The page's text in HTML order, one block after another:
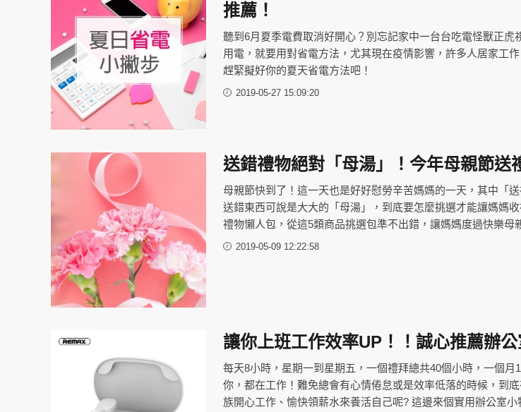
推薦！
聽到6月夏季電費取消好開心？別忘記家中一台台吃電怪獸正虎
用電，就要用對省電方法，尤其現在疫情影響，許多人居家工
趕緊擬好你的夏天省電方法吧！
2019-05-27 15:09:20
送錯禮物絕對「母湯」！今年母親節送
母親節快到了！這一天也是好好慰勞辛苦媽媽的一天，其中「
送錯東西可說是大大的「母湯」，到底要怎麼挑選才能讓媽媽
禮物懶人包，從這5類商品挑選包準不出錯，讓媽媽度過快樂母
2019-05-09 12:22:58
讓你上班工作效率UP！！誠心推薦辦
每天8小時，星期一到星期五，一個禮拜總共40個小時，一個月
你，都在工作！難免總會有心情倦怠或是效率低落的時候，到
族開心工作、愉快領薪水來養活自己呢? 這邊來個實用辦公室